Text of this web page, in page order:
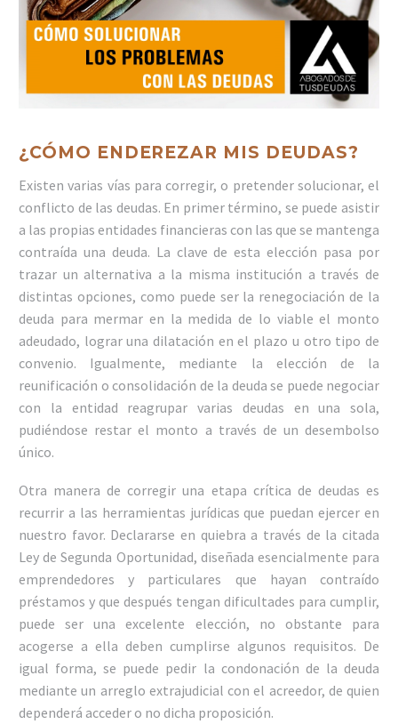
¿CÓMO ENDEREZAR MIS DEUDAS?
Existen varias vías para corregir, o pretender solucionar, el
conflicto de las deudas. En primer término, se puede asistir
a las propias entidades financieras con las que se mantenga
contraída una deuda. La clave de esta elección pasa por
trazar un alternativa a la misma institución a través de
distintas opciones, como puede ser la renegociación de la
deuda para mermar en la medida de lo viable el monto
adeudado, lograr una dilatación en el plazo u otro tipo de
convenio. Igualmente, mediante la elección de la
reunificación o consolidación de la deuda se puede negociar
con la entidad reagrupar varias deudas en una sola,
pudiéndose restar el monto a través de un desembolso
único.
Otra manera de corregir una etapa crítica de deudas es
recurrir a las herramientas jurídicas que puedan ejercer en
nuestro favor. Declararse en quiebra a través de la citada
Ley de Segunda Oportunidad, diseñada esencialmente para
emprendedores y particulares que hayan contraído
préstamos y que después tengan dificultades para cumplir,
puede ser una excelente elección, no obstante para
acogerse a ella deben cumplirse algunos requisitos. De
igual forma, se puede pedir la condonación de la deuda
mediante un arreglo extrajudicial con el acreedor, de quien
dependerá acceder o no dicha proposición.